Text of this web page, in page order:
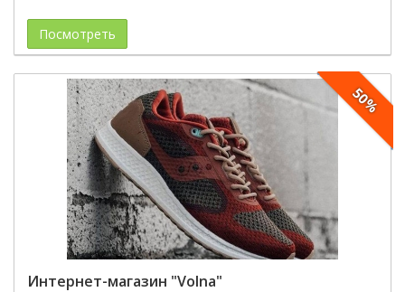
Посмотреть
50%
Интернет-магазин "Volna"